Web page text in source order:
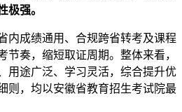
极强。
成绩通用、合规跨省转考及课程
节奏，缩短取证周期。整体来看，
用途广泛、学习灵活，综合提升优
则，均以安徽省教育招生考试院最